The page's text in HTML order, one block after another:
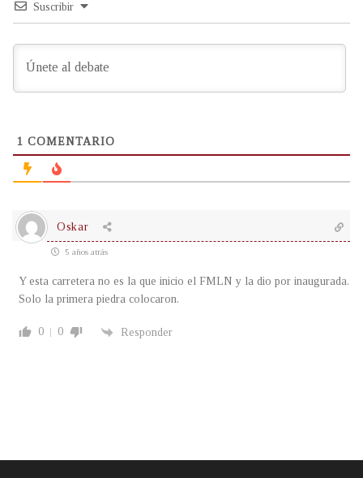
Suscribir
1 COMENTARIO
Oskar
5 años atrás
Y esta carretera no es la que inicio el FMLN y la dio por inaugurada.
Solo la primera piedra colocaron.
0 0 Responder